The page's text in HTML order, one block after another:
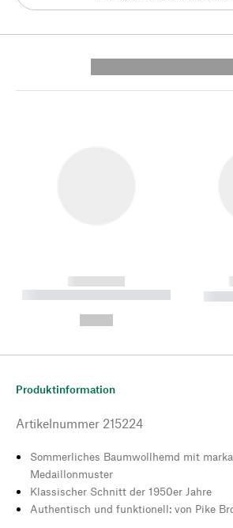
------------
----------- ----------- --------
Produktinformation
Artikelnummer 215224
Sommerliches Baumwollhemd mit
Medaillonmuster
Klassischer Schnitt der 1950er Jahre
Authentisch und funktionell: von Pike